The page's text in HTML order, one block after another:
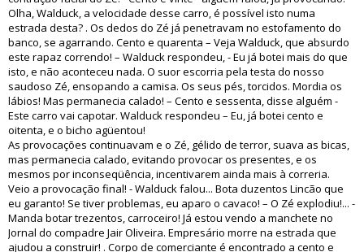
Olha, Walduck, a velocidade desse carro, é possível isto numa
estrada desta? . Os dedos do Zé já penetravam no estofamento do
banco, se agarrando. Cento e quarenta – Veja Walduck, que absurdo
este rapaz correndo! – Walduck respondeu, - Eu já botei mais do que
isto, e não aconteceu nada. O suor escorria pela testa do nosso
saudoso Zé, ensopando a camisa. Os seus pés, torcidos. Mordia os
lábios! Mas permanecia calado! – Cento e sessenta, disse alguém -
Este carro vai capotar. Walduck respondeu – Eu, já botei cento e
oitenta, e o bicho agüentou!
As provocações continuavam e o Zé, gélido de terror, suava as bicas,
mas permanecia calado, evitando provocar os presentes, e os
mesmos por inconseqüência, incentivarem ainda mais à correria.
Veio a provocação final! - Walduck falou... Bota duzentos Lincão que
eu garanto! Se tiver problemas, eu aparo o cavaco! – O Zé explodiu!... -
Manda botar trezentos, carroceiro! Já estou vendo a manchete no
Jornal do compadre Jair Oliveira. Empresário morre na estrada que
ajudou a construir! . Corpo de comerciante é encontrado a cento e